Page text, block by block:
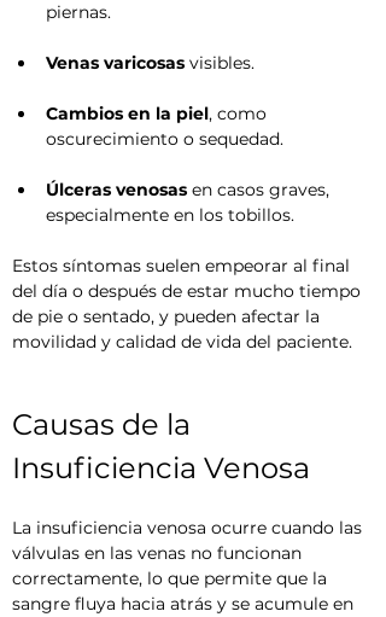
piernas.
Venas varicosas visibles.
Cambios en la piel, como
oscurecimiento o sequedad.
Úlceras venosas en casos graves,
especialmente en los tobillos.
Estos síntomas suelen empeorar al final
del día o después de estar mucho tiempo
de pie o sentado, y pueden afectar la
movilidad y calidad de vida del paciente.
Causas de la
Insuficiencia Venosa
La insuficiencia venosa ocurre cuando las
válvulas en las venas no funcionan
correctamente, lo que permite que la
sangre fluya hacia atrás y se acumule en